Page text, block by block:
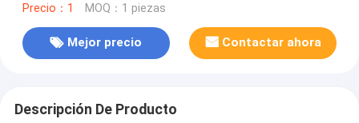
Precio：1 MOQ：1 piezas
Mejor precio Contactar ahora
Descripción De Producto